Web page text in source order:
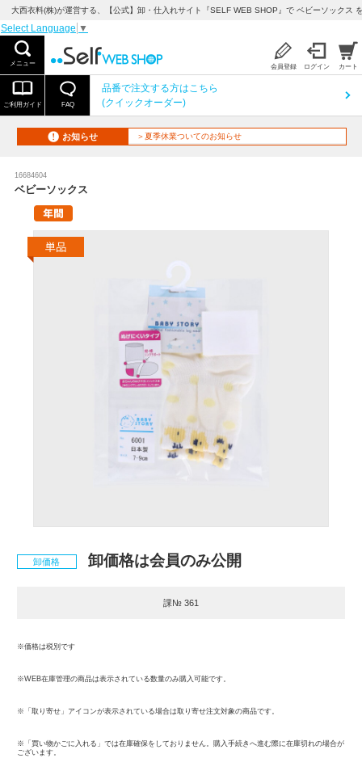
大西衣料(株)が運営する、【公式】卸・仕入れサイト『SELF WEB SHOP』で ベビーソックス
Select Language ▼
メニュー 会員登録 ログイン カート
ご利用ガイド FAQ
品番で注文する方はこちら
(クイックオーダー)
お知らせ ＞夏季休業ついてのお知らせ
16684604
ベビーソックス
卸価格 卸価格は会員のみ公開
課№ 361
※価格は税別です
※WEB在庫管理の商品は表示されている数量のみ購入可能です。
※「取り寄せ」アイコンが表示されている場合は取り寄せ注文対象の商品です。
※「買い物かごに入れる」では在庫確保をしておりません。購入手続きへ進む際に在庫切れの場合が
ございます。